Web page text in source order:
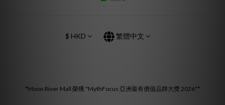
$ HKD 繁體中文
*Moon River Mall 榮獲 "MythFocus 亞洲最有價值品牌大獎 2026"*